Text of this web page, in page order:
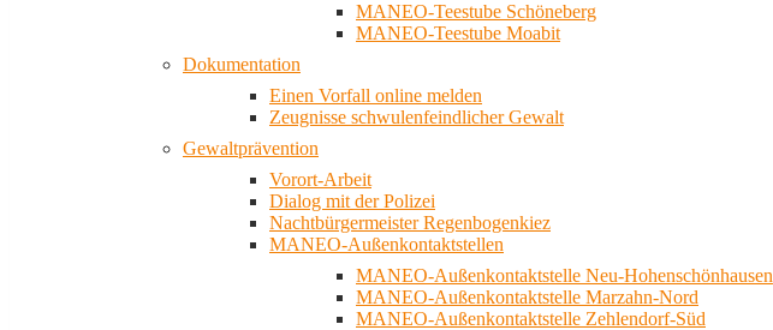
MANEO-Teestube Schöneberg
MANEO-Teestube Moabit
Dokumentation
Einen Vorfall online melden
Zeugnisse schwulenfeindlicher Gewalt
Gewaltprävention
Vorort-Arbeit
Dialog mit der Polizei
Nachtbürgermeister Regenbogenkiez
MANEO-Außenkontaktstellen
MANEO-Außenkontaktstelle Neu-Hohenschönhausen
MANEO-Außenkontaktstelle Marzahn-Nord
MANEO-Außenkontaktstelle Zehlendorf-Süd